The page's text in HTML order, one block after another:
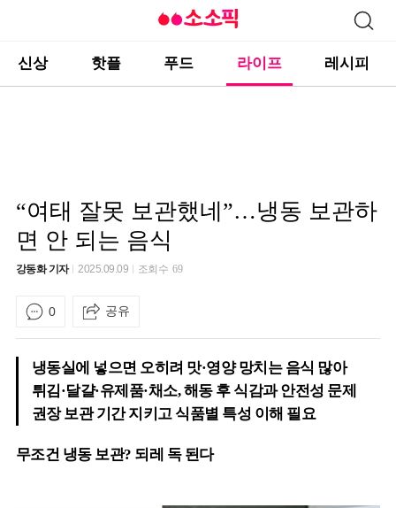
신상 핫플 푸드 라이프 레시피
“여태 잘못 보관했네”…냉동 보관하
면 안 되는 음식
강동화 기자 2025.09.09 조회수69
0 공유
냉동실에 넣으면 오히려 맛·영양 망치는 음식 많아
튀김·달걀·유제품·채소, 해동 후 식감과 안전성 문제
권장 보관 기간 지키고 식품별 특성 이해 필요
무조건 냉동 보관? 되레 독 된다